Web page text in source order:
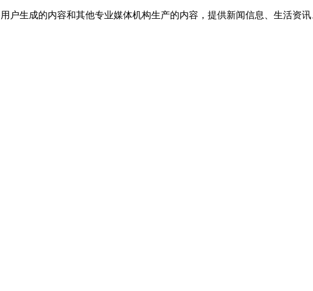
户生成的内容和其他专业媒体机构生产的内容，提供新闻信息、生活资